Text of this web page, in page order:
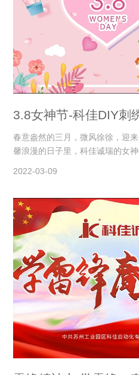
3.8女神节-科佳DIY刺
春意盎然的三月，微风徐徐，迎
馨浪漫的日子里，科佳诚瑞的女
2022-03-09